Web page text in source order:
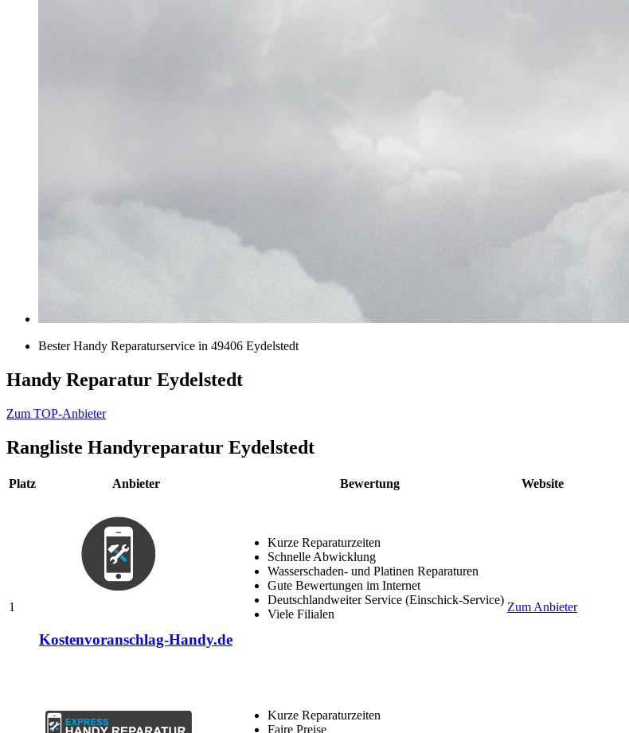
Bester Handy Reparaturservice in 49406 Eydelstedt
Handy Reparatur Eydelstedt
Zum TOP-Anbieter
Rangliste Handyreparatur Eydelstedt
Platz Anbieter Bewertung Website
1
Kostenvoranschlag-Handy.de
Kurze Reparaturzeiten
Schnelle Abwicklung
Wasserschaden- und Platinen Reparaturen
Gute Bewertungen im Internet
Deutschlandweiter Service (Einschick-Service)
Viele Filialen
Zum Anbieter
Kurze Reparaturzeiten
Faire Preise